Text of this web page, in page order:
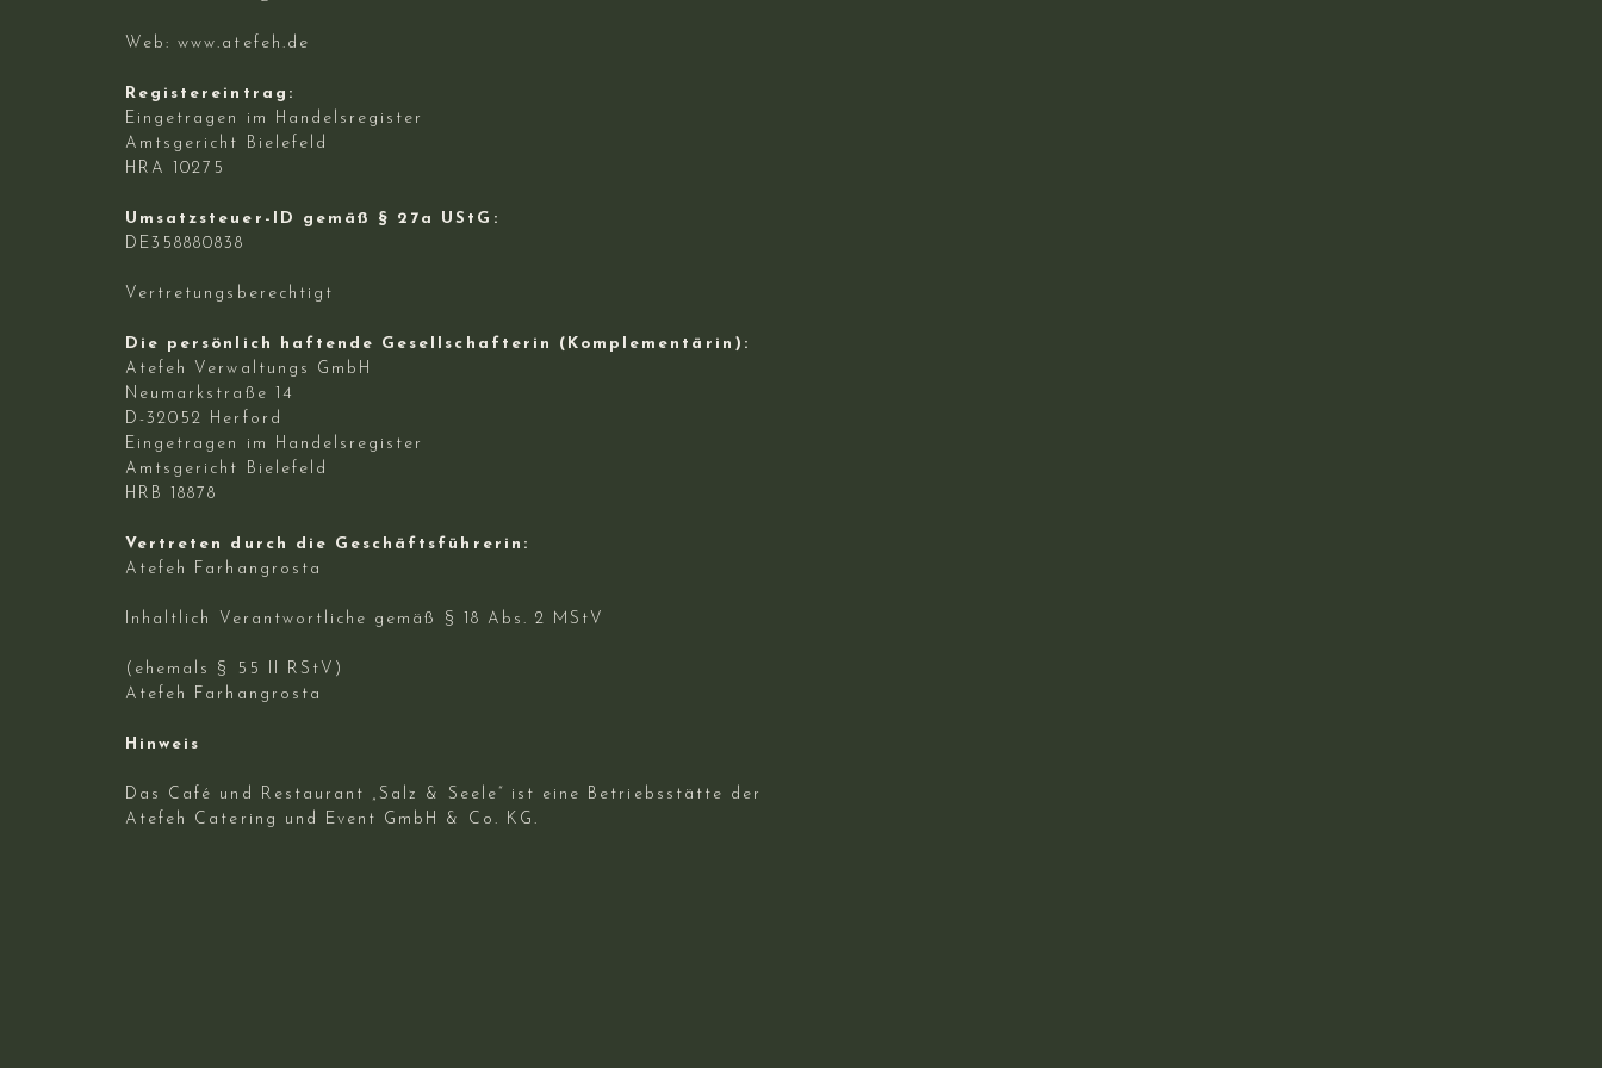
Web:www.atefeh.de
Registereintrag:
Eingetragen im Handelsregister
Amtsgericht Bielefeld
HRA 10275
Umsatzsteuer-ID gemäß § 27a UStG:
DE358880838
Vertretungsberechtigt
Die persönlich haftende Gesellschafterin (Komplementärin):
Atefeh Verwaltungs GmbH
Neumarkstraße 14
D-32052 Herford
Eingetragen im Handelsregister
Amtsgericht Bielefeld
HRB 18878
Vertreten durch die Geschäftsführerin:
Atefeh Farhangrosta
Inhaltlich Verantwortliche gemäß § 18 Abs. 2 MStV
(ehemals § 55 II RStV)
Atefeh Farhangrosta
Hinweis
Das Café und Restaurant „Salz & Seele“ ist eine Betriebsstätte der
Atefeh Catering und Event GmbH & Co. KG.